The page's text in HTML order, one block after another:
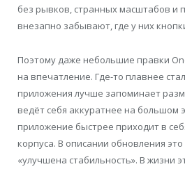
без рывков, странных масштабов и
внезапно забывают, где у них
Поэтому даже небольшие правки
на впечатление. Где-то плавнее
приложения лучше запоминает
ведёт себя аккуратнее на большом
приложение быстрее приходит в
корпуса. В описании обновления
«улучшена стабильность». В жизни